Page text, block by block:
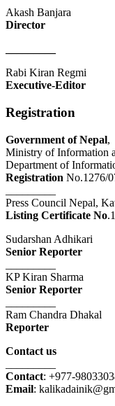
Akash Banjara
Director
Rabi Kiran Regmi
Executive-Editor
Registration
Government of Nepal,
Ministry of Information
Department of
Registration No.1276/
Press Council Nepal,
Listing Certificate No
Sudarshan Adhikari
Senior Reporter
KP Kiran Sharma
Senior Reporter
Ram Chandra Dhakal
Reporter
Contact us
Contact: +977-
Email: